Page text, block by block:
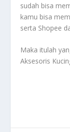
sudah bisa
kamu bisa
serta Shopee
Maka itulah
Aksesoris